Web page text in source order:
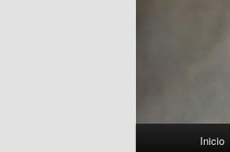
Inicio